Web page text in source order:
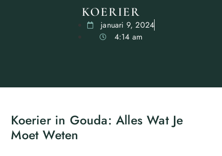
KOERIER
januari 9, 2024
4:14 am
Koerier in Gouda: Alles Wat Je
Moet Weten